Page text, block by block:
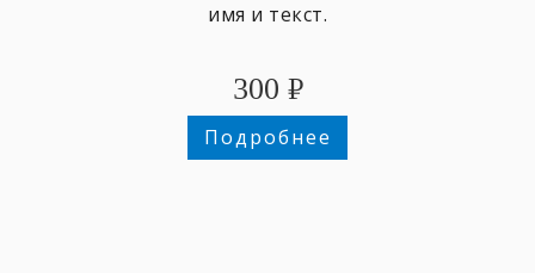
имя и текст.
300 ₽
Подробнее